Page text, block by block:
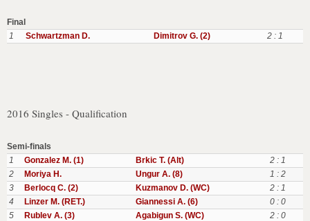
Final
1
Schwartzman D. Dimitrov G. (2) 2 : 1
2016 Singles - Qualification
Semi-finals
1
Gonzalez M. (1) Brkic T. (Alt)
2 : 1
2
Moriya H. Ungur A. (8)
1 : 2
3
Berlocq C. (2) Kuzmanov D. (WC)
2 : 1
4
Linzer M. (RET.) Giannessi A. (6)
0 : 0
5
Rublev A. (3) Agabigun S. (WC)
2 : 0